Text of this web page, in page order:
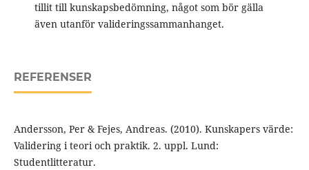
tillit till kunskapsbedömning, något som bör gälla
även utanför valideringssammanhanget.
REFERENSER
Andersson, Per & Fejes, Andreas. (2010). Kunskapers värde:
Validering i teori och praktik. 2. uppl. Lund:
Studentlitteratur.